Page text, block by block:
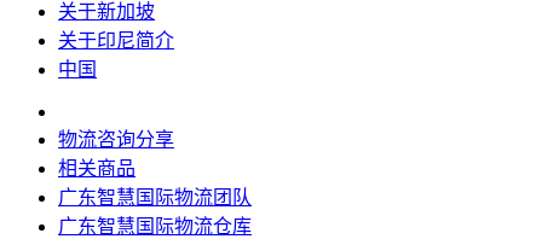
关于新加坡
关于印尼简介
中国
物流咨询分享
相关商品
广东智慧国际物流团队
广东智慧国际物流仓库